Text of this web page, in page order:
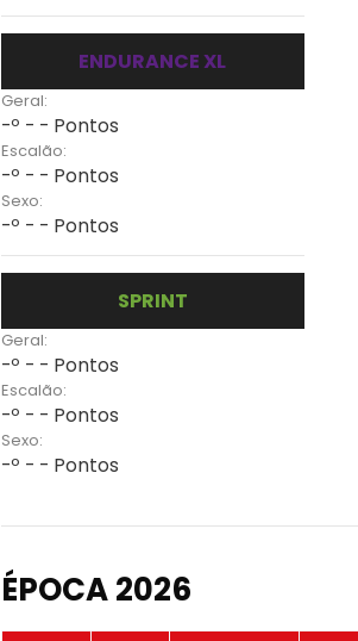
ENDURANCE XL
Geral:
-º - - Pontos
Escalão:
-º - - Pontos
Sexo:
-º - - Pontos
SPRINT
Geral:
-º - - Pontos
Escalão:
-º - - Pontos
Sexo:
-º - - Pontos
ÉPOCA 2026